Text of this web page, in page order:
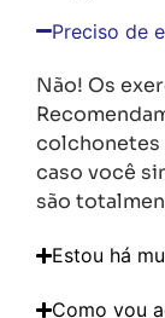
Preciso de
Não! Os
colchonetes
caso você
são
Estou há
Como vou